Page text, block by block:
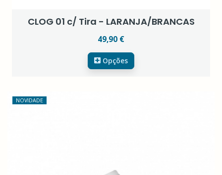
CLOG 01 c/ Tira - LARANJA/BRANCAS
49,90 €
Opções
NOVIDADE